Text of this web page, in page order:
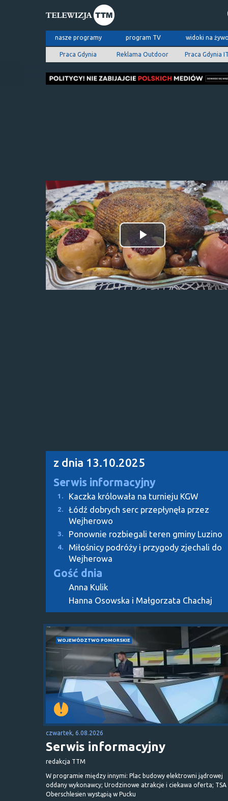
nasze programy program TV widoki na
Praca Gdynia Reklama Outdoor Praca Gdynia
Odtwórz
wideo
z dnia 13.10.2025
Serwis informacyjny
1. Kaczka królowała na turnieju KGW
2.
Łódź dobrych serc przepłynęła przez
Wejherowo
3. Ponownie rozbiegali teren gminy Luzino
4.
Miłośnicy podróży i przygody zjechali do
Wejherowa
Gość dnia
Anna Kulik
Hanna Osowska i Małgorzata Chachaj
WOJEWÓDZTWO POMORSKIE
czwartek, 6.08.2026
Serwis informacyjny
redakcja TTM
W programie między innymi: Plac budowy elektrowni jądrowej
oddany wykonawcy; Urodzinowe atrakcje i ciekawa oferta; TSA
Oberschlesien wystąpią w Pucku